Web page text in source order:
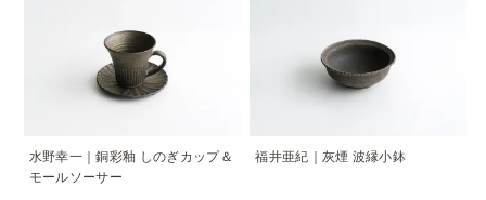
水野幸一｜銅彩釉 しのぎカップ＆
モールソーサー
福井亜紀｜灰煙 波縁小鉢